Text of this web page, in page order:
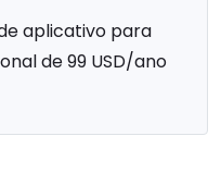
aplicativo para
de 99 USD/ano